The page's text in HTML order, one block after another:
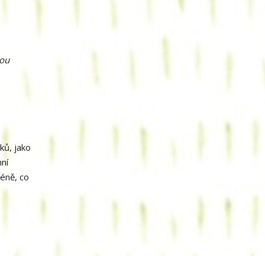
jako
co